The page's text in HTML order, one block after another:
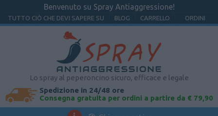
Benvenuto su Spray Antiaggressione!
TUTTO CIÒ CHE DEVI SAPERE SU BLOG CARRELLO ORDINI
Lo spray al peperoncino sicuro, efficace e legale
Spedizione in 24/48 ore
Consegna gratuita per ordini a partire da € 79,90